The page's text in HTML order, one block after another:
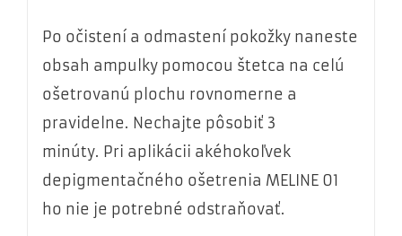
Po očistení a odmastení pokožky naneste
obsah ampulky pomocou štetca na celú
ošetrovanú plochu rovnomerne a
pravidelne. Nechajte pôsobiť 3
minúty. Pri aplikácii akéhokoľvek
depigmentačného ošetrenia MELINE 01
ho nie je potrebné odstraňovať.